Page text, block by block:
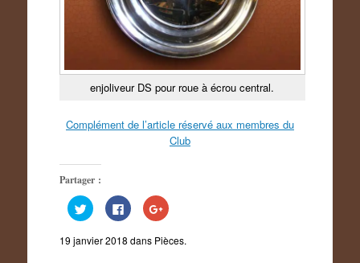
enjoliveur DS pour roue à écrou central.
Complément de l’article réservé aux membres du
Club
Partager :
C
l
q
u
C
l
q
u
C
l
q
u
19 janvier 2018 dans Pièces.